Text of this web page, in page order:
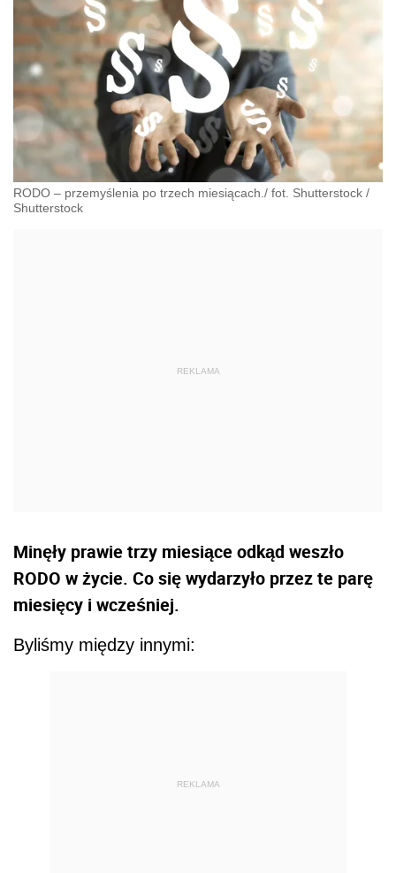
RODO – przemyślenia po trzech miesiącach./ fot. Shutterstock /
Shutterstock
Minęły prawie trzy miesiące odkąd weszło
RODO w życie. Co się wydarzyło przez te parę
miesięcy i wcześniej.
Byliśmy między innymi:
REKLAMA